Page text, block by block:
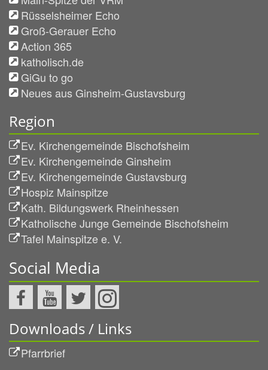
Rüsselsheimer Echo
Groß-Gerauer Echo
Action 365
katholisch.de
GiGu to go
Neues aus Ginsheim-Gustavsburg
Region
Ev. Kirchengemeinde Bischofsheim
Ev. Kirchengemeinde Ginsheim
Ev. Kirchengemeinde Gustavsburg
Hospiz Mainspitze
Kath. Bildungswerk Rheinhessen
Katholische Junge Gemeinde Bischofsheim
Tafel Mainspitze e. V.
Social Media
Downloads / Links
Pfarrbrief